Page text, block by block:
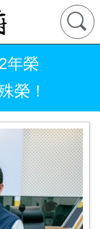
年榮
榮！